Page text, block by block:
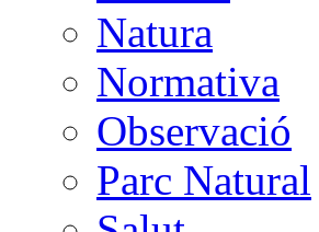
Natura
Normativa
Observació
Parc Natural